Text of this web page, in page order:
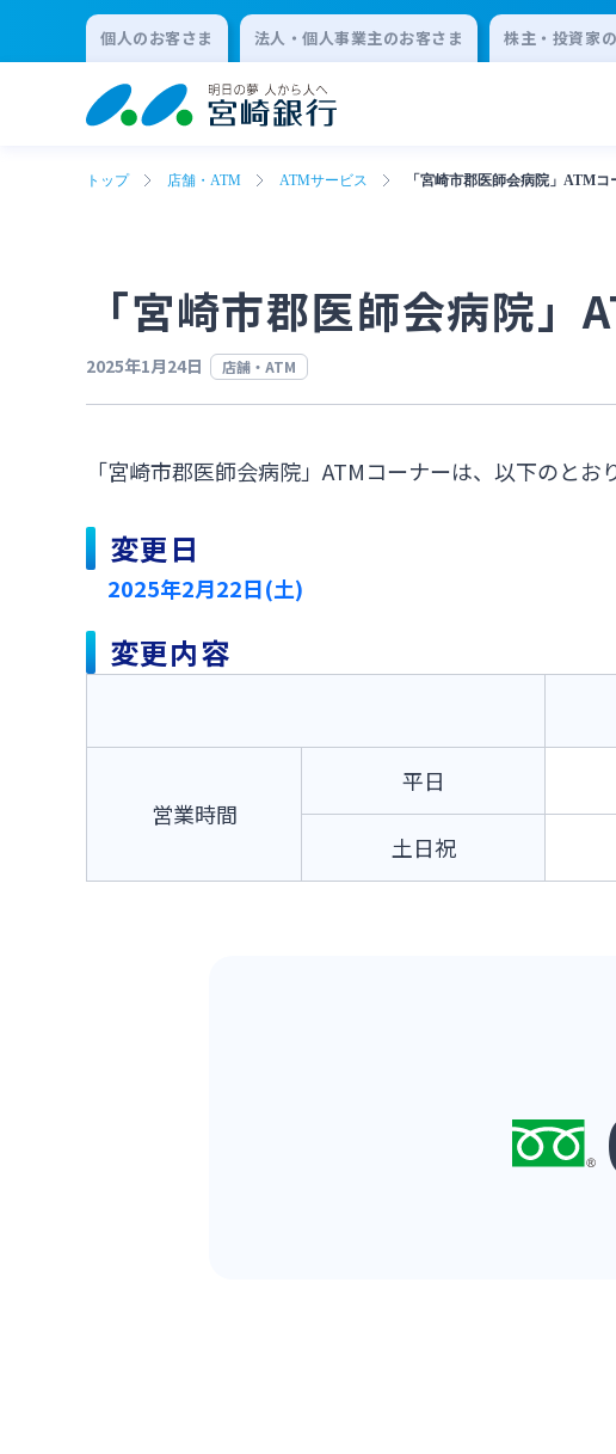
個人のお客さま 法人・個人事業主のお客さま 株主・投資家
トップ 店舗・ATM ATMサービス 「宮崎市郡医師会病院」ATM
「宮崎市郡医師会病院
2025年1月24日 店舗・ATM
「宮崎市郡医師会病院」ATMコーナーは、以下のと
変更日
2025年2月22日(土)
変更内容
営業時間
平日
土日祝